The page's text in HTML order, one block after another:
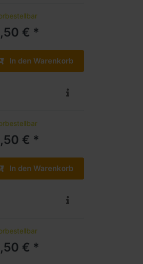
€ *
In den Warenkorb
€ *
In den Warenkorb
€ *